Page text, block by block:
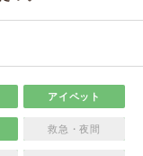
アイペット
救急・夜間